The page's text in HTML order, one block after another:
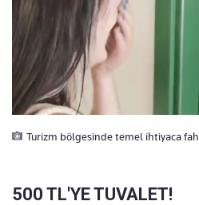
Turizm bölgesinde temel ihtiyaca
500 TL'YE TUVALET!